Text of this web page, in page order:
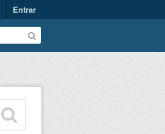
Entrar